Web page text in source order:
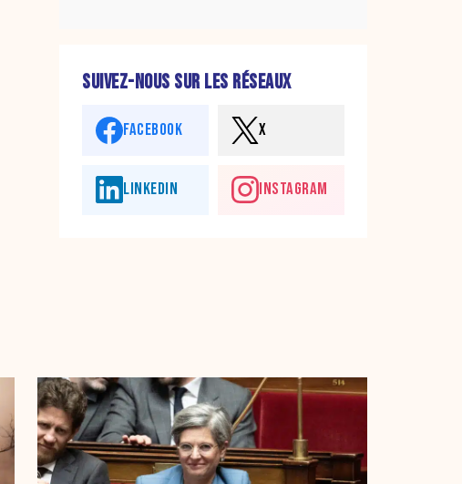
SUIVEZ-NOUS SUR LES RÉSEAUX
FACEBOOK X
LINKEDIN INSTAGRAM